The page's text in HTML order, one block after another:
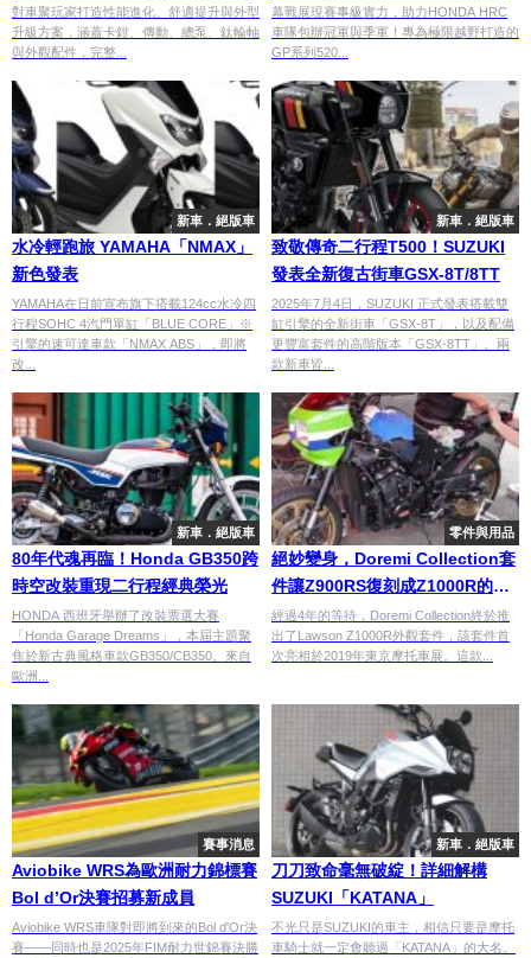
對車聚玩家打造性能進化、舒適提升與外型
升級方案，涵蓋卡鉗、傳動、總泵、鈦輪軸
與外觀配件，完整...
MXGP 2026賽季首冠！
幕戰展現賽事級實力，助力HONDA HRC
車隊包辦冠軍與季軍！專為極限越野打造的
GP系列520...
新車．絕版車
水冷輕跑旅 YAMAHA「NMAX」
新色發表
YAMAHA在日前宣布旗下搭載124cc水冷四
行程SOHC 4汽門單缸「BLUE CORE」※
引擎的速可達車款「NMAX ABS」，即將
改...
新車．絕版車
致敬傳奇二行程T500！SUZUKI
發表全新復古街車GSX-8T/8TT
2025年7月4日，SUZUKI 正式發表搭載雙
缸引擎的全新街車「GSX-8T」，以及配備
更豐富套件的高階版本「GSX-8TT」。兩
款新車皆...
新車．絕版車
80年代魂再臨！Honda GB350跨
時空改裝重現二行程經典榮光
HONDA 西班牙舉辦了改裝票選大賽
「Honda Garage Dreams」，本屆主題聚
焦於新古典風格車款GB350/CB350。來自
歐洲...
零件與用品
絕妙變身，Doremi Collection套
件讓Z900RS復刻成Z1000R的外
觀！
經過4年的等待，Doremi Collection終於推
出了Lawson Z1000R外觀套件，該套件首
次亮相於2019年東京摩托車展。這款...
賽事消息
Aviobike WRS為歐洲耐力錦標賽
Bol d’Or決賽招募新成員
Aviobike WRS車隊對即將到來的Bol d'Or決
賽——同時也是2025年FIM耐力世錦賽決勝
新車．絕版車
刀刀致命毫無破綻！詳細解構
SUZUKI「KATANA」
不光只是SUZUKI的車主，相信只要是摩托
車騎士就一定會聽過「KATANA」的大名。